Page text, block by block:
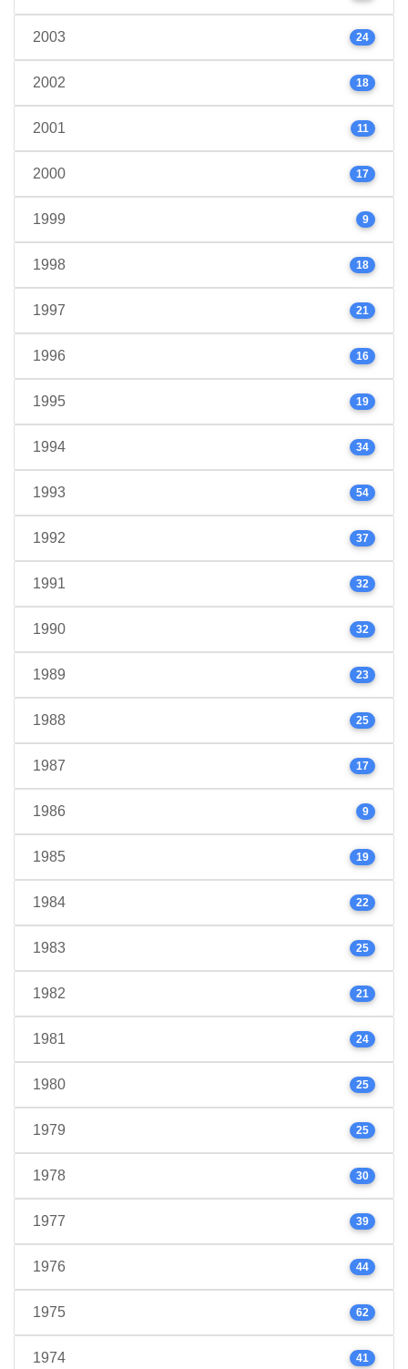
2003 24
2002 18
2001 11
2000 17
1999 9
1998 18
1997 21
1996 16
1995 19
1994 34
1993 54
1992 37
1991 32
1990 32
1989 23
1988 25
1987 17
1986 9
1985 19
1984 22
1983 25
1982 21
1981 24
1980 25
1979 25
1978 30
1977 39
1976 44
1975 62
1974 41